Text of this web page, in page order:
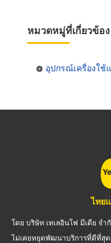
หมวดหมู่ที่เกี่ยวข้อง
อุปกรณ์เครื่องใช้
ไทย
โดย บริษัท เทเลอินโฟ มีเดีย จ
ไม่เคยหยุดพัฒนาบริการที่ดีที่สุ